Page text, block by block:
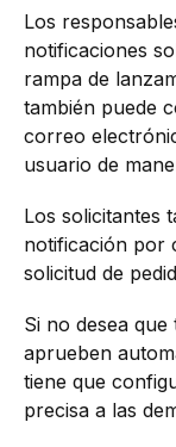
Los
notificaciones
rampa de
también puede
correo
usuario de
Los solicitantes
notificación por
solicitud de
Si no desea que
aprueben
tiene que
precisa a las